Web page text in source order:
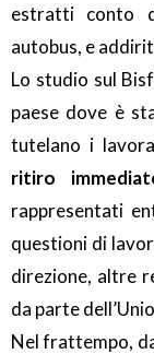
estratti conto
autobus, e
Lo studio sul
paese dove è
tutelano i
ritiro
rappresentati
questioni di
direzione, altre
da parte
Nel frattempo,